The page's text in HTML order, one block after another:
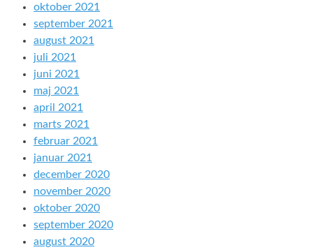
oktober 2021
september 2021
august 2021
juli 2021
juni 2021
maj 2021
april 2021
marts 2021
februar 2021
januar 2021
december 2020
november 2020
oktober 2020
september 2020
august 2020